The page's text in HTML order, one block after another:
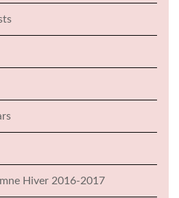
Hiver 2016-2017